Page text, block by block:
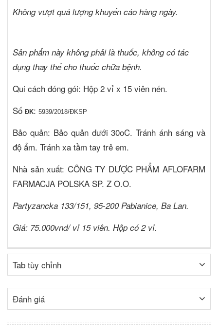
Không vượt quá lượng khuyến cáo hàng ngày.
Sản phẩm này không phải là thuốc, không có tác
dụng thay thế cho thuốc chữa bệnh.
Qui cách đóng gói: Hộp 2 vỉ x 15 viên nén.
Số ĐK: 5939/2018/ĐKSP
Bảo quản: Bảo quản dưới 30oC. Tránh ánh sáng và
độ ẩm. Tránh xa tầm tay trẻ em.
Nhà sản xuất: CÔNG TY DƯỢC PHẨM AFLOFARM
FARMACJA POLSKA SP. Z O.O.
Partyzancka 133/151, 95-200 Pabianice, Ba Lan.
Giá: 75.000vnd/ vỉ 15 viên. Hộp có 2 vỉ.
Tab tùy chỉnh
Đánh giá